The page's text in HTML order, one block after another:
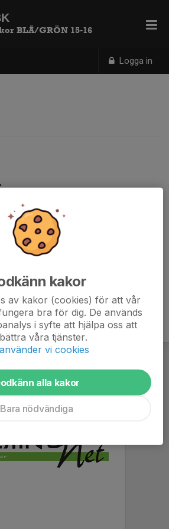
Logga in
BLÅ/GRÖN 15-16
kakor
av kakor (cookies) för att vår
bra för dig. De används
i syfte att hjälpa oss att
våra tjänster.
vi cookies
alla kakor
Bara nödvändiga